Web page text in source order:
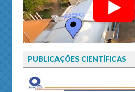
PUBLICAÇÕES CIENTÍFICAS